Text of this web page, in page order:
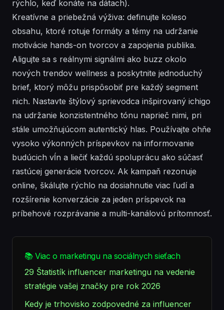
rýchlo, keď konáte na dátach).
Kreatívne a priebežná výživa: definujte koleso
obsahu, ktoré rotuje formáty a témy na udržanie
motivácie hands-on tvorcov a zapojenia publika.
Aligujte sa s reálnymi signálmi ako buzz okolo
nových trendov wellness a poskytnite jednoduchý
brief, ktorý môžu prispôsobiť pre každý segment
nich. Nastavte štýlový sprievodca inšpirovaný ichigo
na udržanie konzistentného tónu naprieč nimi, pri
stále umožňujúcom autentický hlas. Používajte ohňe
vysoko výkonných príspevkov na informovanie
budúcich vĺn a liečiť každú spoluprácu ako súčasť
rastúcej generácie tvorcov. Ak kampaň rezonuje
online, škálujte rýchlo na dosiahnutie viac ľudí a
rozšírenie konverzácie za jeden príspevok na
príbehové rozprávanie a multi-kanálovú prítomnosť.
📚 Viac o marketingu na sociálnych sieťach
29 Štatistík influencer marketingu na vedenie
stratégie vašej značky pre rok 2026
Kedy je trhovisko zodpovedné za influencer